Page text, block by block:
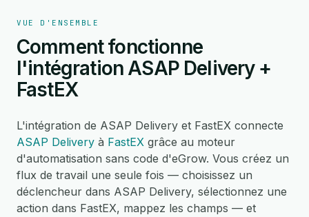
VUE D'ENSEMBLE
Comment fonctionne
l'intégration ASAP Delivery +
FastEX
L'intégration de ASAP Delivery et FastEX connecte
ASAP Delivery à FastEX grâce au moteur
d'automatisation sans code d'eGrow. Vous créez un
flux de travail une seule fois — choisissez un
déclencheur dans ASAP Delivery, sélectionnez une
action dans FastEX, mappez les champs — et